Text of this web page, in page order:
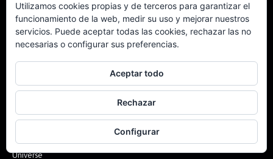
SOBRE NOSOTROS
A Queen Of Magic es un sitio web con información y novedades de
Queen. Fundado el 3 de diciembre de 2000 en Tenerife, España.
contacto@aqueenofmagic.com
WhatsApp:(+34) 653239575
CONTENIDO MÁS RECIENTE
Brian May lanza The Legend of Eternia inspirada en Masters of the
Universe
Utilizamos cookies propias y de terceros para garantizar el
funcionamiento de la web, medir su uso y mejorar nuestros
servicios. Puede aceptar todas las cookies, rechazar las no
necesarias o configurar sus preferencias.
Aceptar todo
Rechazar
Configurar